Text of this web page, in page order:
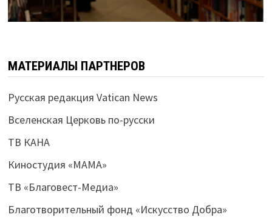
МАТЕРИАЛЫ ПАРТНЕРОВ
Русская редакция Vatican News
Вселенская Церковь по-русски
ТВ КАНА
Киностудия «МАМА»
ТВ «Благовест-Медиа»
Благотворительный фонд «Искусство Добра»